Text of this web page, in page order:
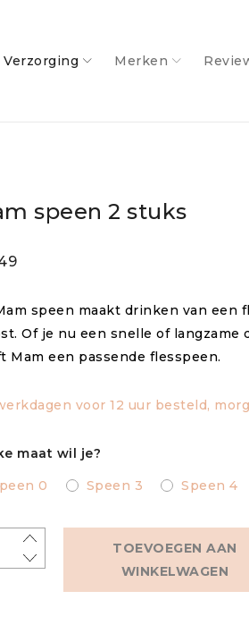
Verzorging Merken
speen 2 stuks
speen maakt drinken van een
Of je nu een snelle of
Mam een passende flesspeen.
voor 12 uur besteld,
maat wil je?
0 Speen 3 Speen 4
TOEVOEGEN AAN
WINKELWAGEN